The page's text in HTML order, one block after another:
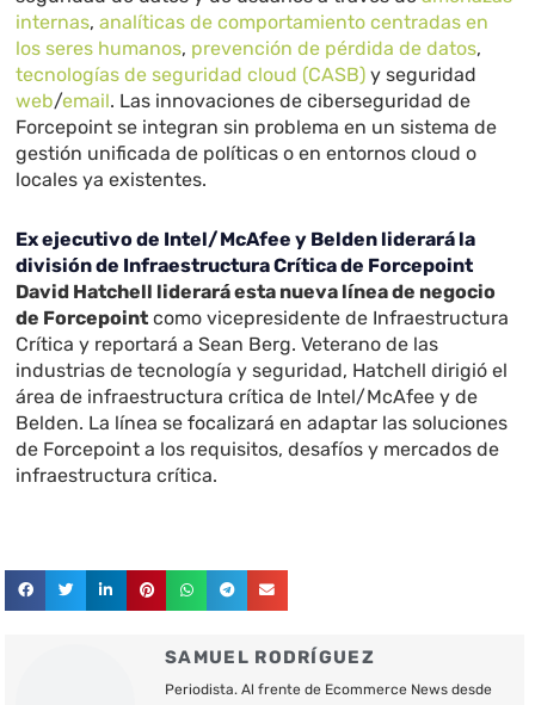
internas,analíticas de comportamiento centradas en
los seres humanos, prevención de pérdida de datos,
tecnologías de seguridad cloud (CASB) y seguridad
web/email. Las innovaciones de ciberseguridad de
Forcepoint se integran sin problema en un sistema de
gestión unificada de políticas o en entornos cloud o
locales ya existentes.
Ex ejecutivo de Intel/McAfee y Belden liderará la
división de Infraestructura Crítica de Forcepoint
David Hatchell liderará esta nueva línea de negocio
de Forcepoint como vicepresidente de Infraestructura
Crítica y reportará a Sean Berg. Veterano de las
industrias de tecnología y seguridad, Hatchell dirigió el
área de infraestructura crítica de Intel/McAfee y de
Belden. La línea se focalizará en adaptar las soluciones
de Forcepoint a los requisitos, desafíos y mercados de
infraestructura crítica.
SAMUEL RODRÍGUEZ
Periodista. Al frente de Ecommerce News desde